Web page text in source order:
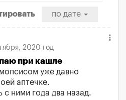
по дате
2020 год
при кашле
уже давно
аптечке.
с ними года два назад.